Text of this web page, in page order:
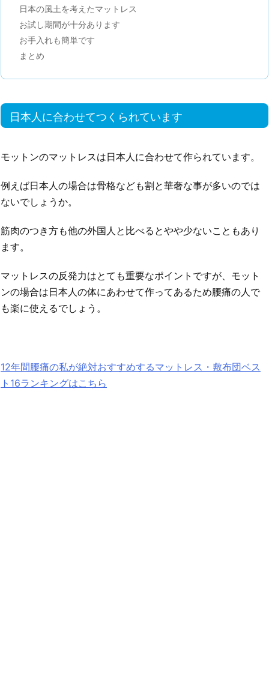
日本の風土を考えたマットレス
お試し期間が十分あります
お手入れも簡単です
まとめ
日本人に合わせてつくられています
モットンのマットレスは日本人に合わせて作られています。
例えば日本人の場合は骨格なども割と華奢な事が多いのでは
ないでしょうか。
筋肉のつき方も他の外国人と比べるとやや少ないこともあり
ます。
マットレスの反発力はとても重要なポイントですが、モット
ンの場合は日本人の体にあわせて作ってあるため腰痛の人で
も楽に使えるでしょう。
12年間腰痛の私が絶対おすすめするマットレス・敷布団ベス
ト16ランキングはこちら